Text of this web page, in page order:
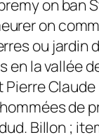
on ban
on
ou jardin
en la vallée
de
Billon ;